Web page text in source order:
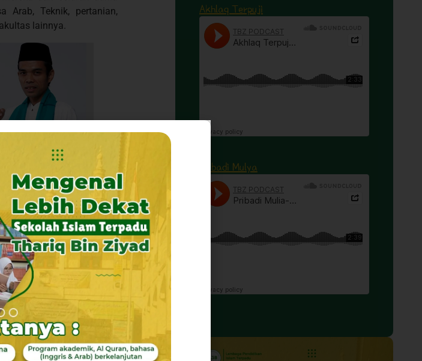
Arab, Teknik, pertanian,
lainnya.
mengajar yang dilakukan
membentuk banyak
yaitu Syeikh Nawawi
Batubara (Indonesia),
TBZ Boarding merekrut
adalah alumni dari Al-
agar santri-santri yang
pembelajaran di Al-Azhar,
Akhlaq Terpuji
Pribadi Mulya